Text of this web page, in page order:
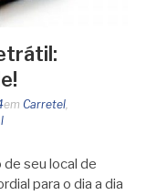
em Carretel,
de seu local de
para o dia a dia